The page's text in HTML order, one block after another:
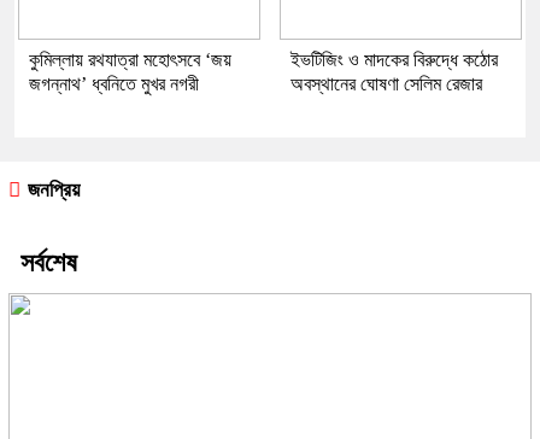
কুমিল্লায় রথযাত্রা মহোৎসবে ‘জয়
জগন্নাথ’ ধ্বনিতে মুখর নগরী
ইভটিজিং ও মাদকের বিরুদ্ধে কঠোর
অবস্থানের ঘোষণা সেলিম রেজার
জনপ্রিয়
সর্বশেষ